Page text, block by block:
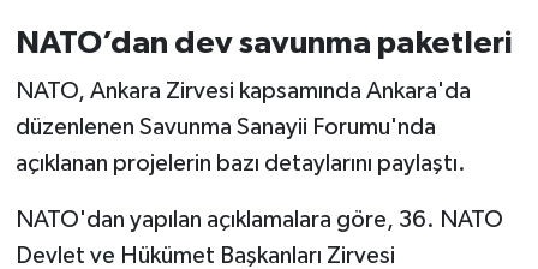
NATO’dan dev savunma paketleri
NATO, Ankara Zirvesi kapsamında Ankara'da
düzenlenen Savunma Sanayii Forumu'nda
açıklanan projelerin bazı detaylarını paylaştı.
NATO'dan yapılan açıklamalara göre, 36.⁠ ⁠NATO
Devlet ve Hükümet Başkanları Zirvesi